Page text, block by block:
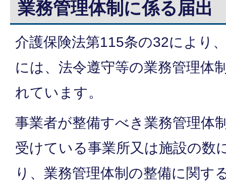
業務管理体制に係る届出
介護保険法第115条の32により
には、法令遵守等の業務管理体
れています。
事業者が整備すべき業務管理体
受けている事業所又は施設の数
り、業務管理体制の整備に関す